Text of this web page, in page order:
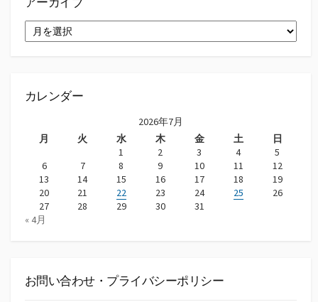
ー
カレンダー
2026年7月
月
火 水 木 金 土
日
1
2 3 4
5
6
7 8 9 10 11
12
13
14 15 16 17 18
19
20
21 22 23 24 25
26
27
28 29 30
31
« 4月
お問い合わせ・プライバシーポリシー